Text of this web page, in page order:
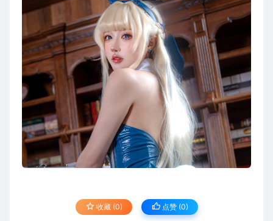
收藏 (0) 点赞 (0)